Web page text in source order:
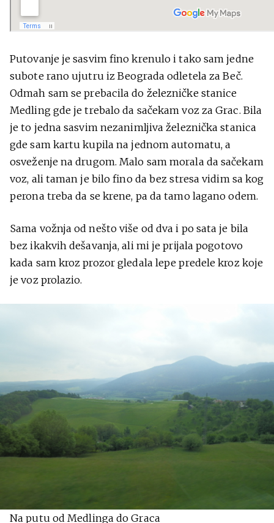
Putovanje je sasvim fino krenulo i tako sam jedne
subote rano ujutru iz Beograda odletela za Beč.
Odmah sam se prebacila do železničke stanice
Medling gde je trebalo da sačekam voz za Grac. Bila
je to jedna sasvim nezanimljiva železnička stanica
gde sam kartu kupila na jednom automatu, a
osveženje na drugom. Malo sam morala da sačekam
voz, ali taman je bilo fino da bez stresa vidim sa kog
perona treba da se krene, pa da tamo lagano odem.
Sama vožnja od nešto više od dva i po sata je bila
bez ikakvih dešavanja, ali mi je prijala pogotovo
kada sam kroz prozor gledala lepe predele kroz koje
je voz prolazio.
Na putu od Medlinga do Graca